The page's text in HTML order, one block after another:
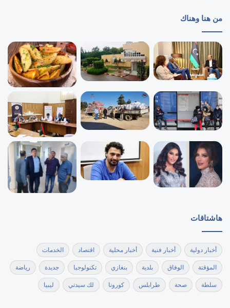
من هنا وهناك
هاشتاقات
أخبار دولية أخبار فنية أخبار محلية اقتصاد الخدمات
المؤقتة الوفاق بلدية بنغازي تكنولوجيا جديدة رياضة
سلطة صحة طرابلس كورونا لك سيدتي ليبيا